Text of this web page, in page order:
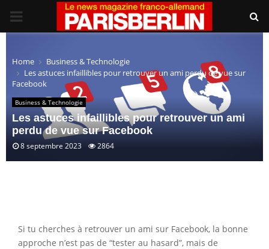
PRIMARY
Home
Business & Technologie
Les astuces infaillibles pour retrouver un ami perdu de vue sur
Facebook
Business & Technologie
Les astuces infaillibles pour retrouver un ami
perdu de vue sur Facebook
8 septembre 2023 2864
Si tu cherches à retrouver un ami sur Facebook, la bonne
approche n’est pas de “tester au hasard”, mais de